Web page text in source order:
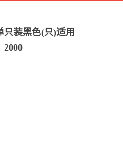
装黑色(只)适用
2000